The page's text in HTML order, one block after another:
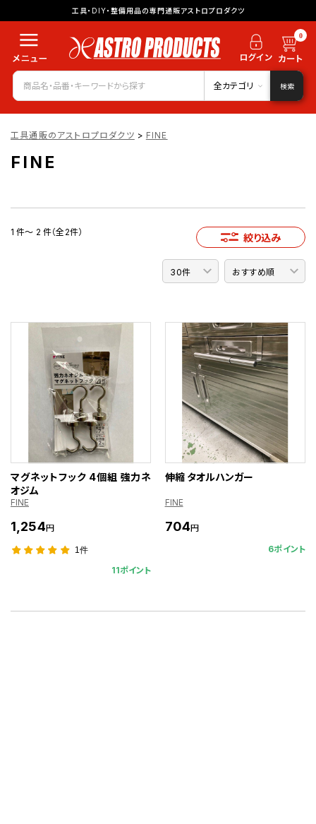
工具・DIY・整備用品の専門通販アストロプロダクツ
0
全カテゴリ 検索
工具通販のアストロプロダクツ > FINE
FINE
1 件～ 2 件（全2件） 絞り込み
マグネットフック 4個組 強力ネ
オジム
FINE
1,254円
1件
11ポイント
伸縮 タオルハンガー
FINE
704円
6ポイント